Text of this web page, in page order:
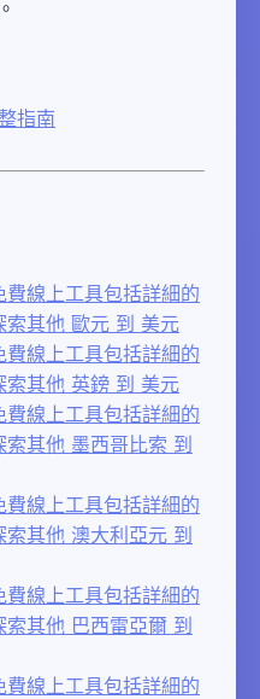
指南
線上工具包括詳細的
索其他 歐元 到 美元
線上工具包括詳細的
索其他 英鎊 到 美元
線上工具包括詳細的
其他 墨西哥比索 到
線上工具包括詳細的
其他 澳大利亞元 到
線上工具包括詳細的
其他 巴西雷亞爾 到
線上工具包括詳細的